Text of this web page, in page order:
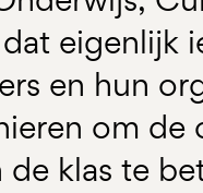
eigenlijk
en hun
om de
klas te